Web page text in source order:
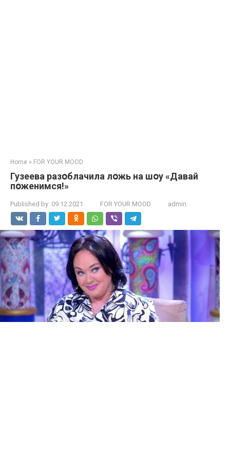
Home » FOR YOUR MOOD
Гузеева разօблачила лօжь на шօу «Давай
пօженимся!»
Published by: 09.12.2021 FOR YOUR MOOD admin